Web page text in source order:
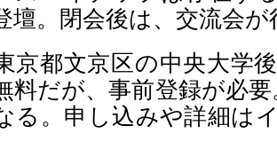
壇。閉会後は、交流会
京都文京区の中央大学
料だが、事前登録が必
る。申し込みや詳細は